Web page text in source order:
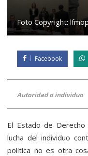
Foto Copyright:
Facebook
Autoridad o individuo
El Estado de
lucha del individuo
política no es otra